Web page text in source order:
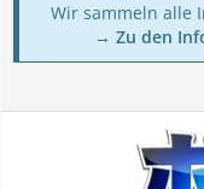
Wir sammeln alle
→ Zu den